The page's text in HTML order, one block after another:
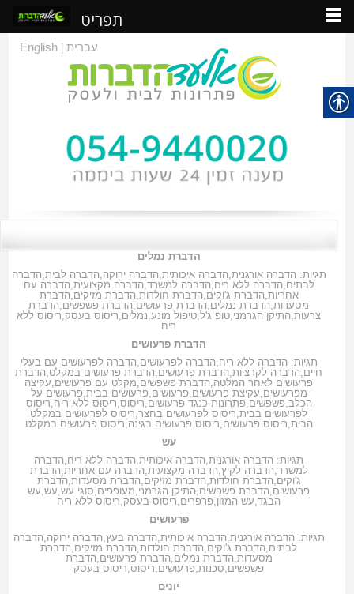
עברית|
English
הדברת נמלים
תגיות: הדברה אורגנית,הדברה איכותית,הדברה ירוקה,הדברה לבית,הדברה
לבתים,הדברה ללא ריח,הדברה למשרד,הדברה מקצועית,הדברה עם
אחריות,הדברת ג'וקים,הדברת חולדות,הדברת מזיקים,הדברת
מסעדות,הדברת נמלים,הדברת פרעושים,הדברת פשפשים,הדברת
צרעות,התיקן הגרמני,טופ ג'ל,טיפול מונע,נמלים,ריסוס בעסק,ריסוס ללא
ריח
הדברת פרעושים
תגיות: הדברה ללא ריח,הדברה לפרעושים,הדברה לפרעושים עם בעלי
חיים,הדברה לקרציות,הדברת פרעושים,הדברת פרעושים במקלט,הדברת
פרעושים לאחר המלטה,הדברת פשפשים,מקלט עם פרעושים,עקיצה
מפרעושים,עקיצת פרעושים,פרעושים,פרעושים בבית,פרעושים על
הכלב,פשפשים,פתרונות כנגד פרעושים,ריסוס,ריסוס ללא ריח,ריסוס
לפרעושים בבית,ריסוס לפרעושים בחצר,ריסוס לפרעושים במקלט
הבית,ריסוס פרעושים,ריסוס פרעושים בגינה,ריסוס פרעושים במקלט
עש
תגיות: הדברה אורגנית,הדברה איכותית,הדברה ללא ריח,הדברה
למשרד,הדברה לקיץ,הדברה מקצועית,הדברה עם אחריות,הדברת
ג'וקים,הדברת חולדות,הדברת מזיקים,הדברת מסעדות,הדברת
פרעושים,הדברת פשפשים,התיקן הגרמני,מעופפים,סוגי עש,עש,עש
הבגד,עש המזון,פרפרים,ריסוס בעסק,ריסוס ללא ריח
פרעושים
תגיות: הדברה אורגנית,הדברה איכותית,הדברה בעץ,הדברה ירוקה,הדברה
לבתים,הדברת ג'וקים,הדברת חולדות,הדברת מזיקים,הדברת
מסעדות,הדברת נמלים,הדברת פרעושים,הדברת
פשפשים,סכנות,פרעושים,ריסוס,ריסוס בעסק
יונים
תפריט